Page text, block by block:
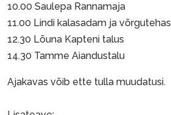
10.00 Saulepa Rannamaja
11.00 Lindi kalasadam ja võrgutehas
12.30 Lõuna Kapteni talus
14.30 Tamme Aiandustalu
Ajakavas võib ette tulla muudatusi.